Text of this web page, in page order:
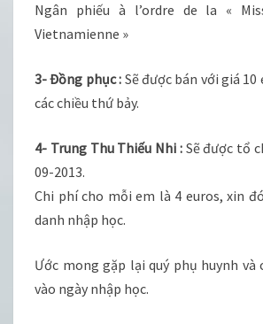
Ngân phiếu à l’ordre de la «
Vietnamienne »
3- Đồng phục : Sẽ được bán với giá 10
các chiều thứ bảy.
4- Trung Thu Thiếu Nhi :Sẽ được tổ
09-2013.
Chi phí cho mỗi em là 4 euros, xin
danh nhập học.
Ước mong gặp lại quý phụ huynh và
vào ngày nhập học.